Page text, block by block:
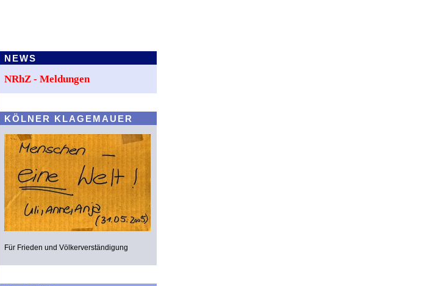
NEWS
NRhZ - Meldungen
KÖLNER KLAGEMAUER
Für Frieden und Völkerverständigung